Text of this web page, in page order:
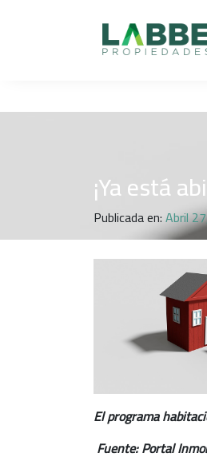
¡Ya está
Publicada en:Abril
El programa
Fuente: Portal